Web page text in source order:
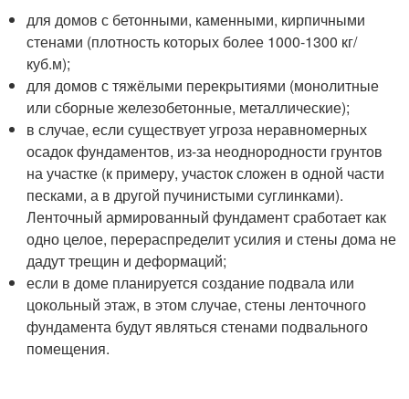
для домов с бетонными, каменными, кирпичными
стенами (плотность которых более 1000-1300 кг/
куб.м);
для домов с тяжёлыми перекрытиями (монолитные
или сборные железобетонные, металлические);
в случае, если существует угроза неравномерных
осадок фундаментов, из-за неоднородности грунтов
на участке (к примеру, участок сложен в одной части
песками, а в другой пучинистыми суглинками).
Ленточный армированный фундамент сработает как
одно целое, перераспределит усилия и стены дома не
дадут трещин и деформаций;
если в доме планируется создание подвала или
цокольный этаж, в этом случае, стены ленточного
фундамента будут являться стенами подвального
помещения.